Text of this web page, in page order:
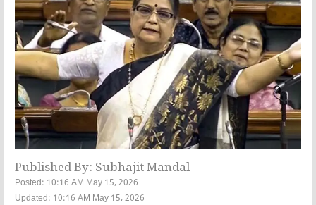
Published By: Subhajit Mandal
Posted: 10:16 AM May 15, 2026
Updated: 10:16 AM May 15, 2026